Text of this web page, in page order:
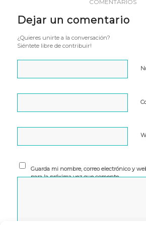
COMENTARIOS
Dejar un comentario
¿Quieres unirte a la conversación?
Siéntete libre de contribuir!
Guarda mi nombre, correo electrónico y
para la próxima vez que comente.